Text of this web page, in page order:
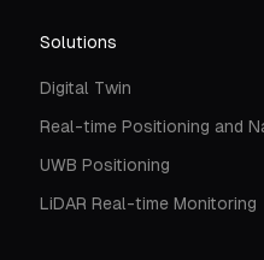
Solutions
Digital Twin
Real-time Positioning and
UWB Positioning
LiDAR Real-time Monitoring